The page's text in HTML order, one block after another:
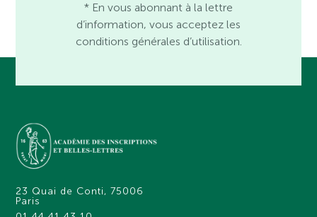
* En vous abonnant à la lettre
d’information, vous acceptez les
conditions générales d’utilisation.
23 Quai de Conti, 75006
Paris